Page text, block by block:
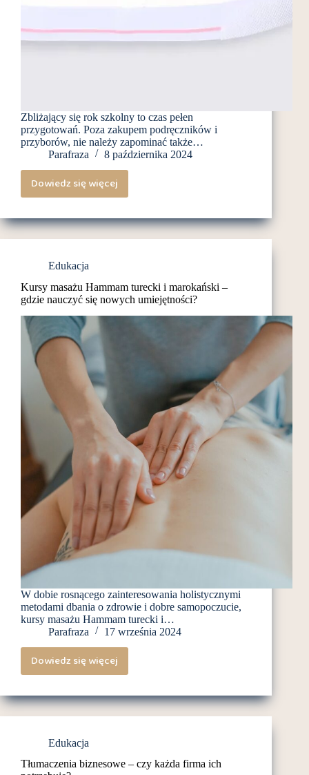
Zbliżający się rok szkolny to czas pełen
przygotowań. Poza zakupem podręczników i
przyborów, nie należy zapominać także…
Parafraza
8 października 2024
Dowiedz się więcej
Jakie
na
WF
najlepsze
dla
aktywnego
dziecka?
Edukacja
Kursy masażu Hammam turecki i marokański –
gdzie nauczyć się nowych umiejętności?
W dobie rosnącego zainteresowania holistycznymi
metodami dbania o zdrowie i dobre samopoczucie,
kursy masażu Hammam turecki i…
Parafraza
17 września 2024
Dowiedz się więcej
Kursy
Hammam
turecki
marokański
–
Edukacja
Tłumaczenia biznesowe – czy każda firma ich